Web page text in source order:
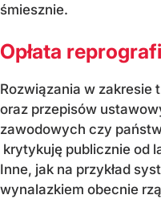
śmiesznie.
Opłata
Rozwiązania w zakresie
oraz przepisów
zawodowych czy
krytykuję publicznie od
Inne, jak na przykład
wynalazkiem obecnie